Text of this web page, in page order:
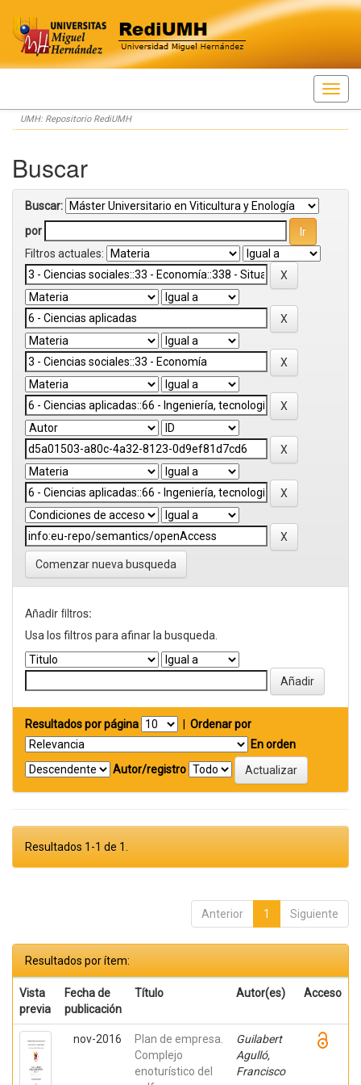
Skip
navigation
UMH: Repositorio RediUMH
Buscar
Buscar:
por
Filtros actuales:
Comenzar nueva busqueda
Añadir filtros:
Usa los filtros para afinar la busqueda.
Resultados por página
Ordenar por
En orden
Autor/registro
Resultados 1-1 de 1.
Anterior 1 Siguiente
Resultados por ítem:
Vista
previa
Fecha de
publicación
Título Autor(es) Acceso
nov-2016
Plan de empresa.
Complejo
enoturístico del
Guilabert
Agulló,
Francisco